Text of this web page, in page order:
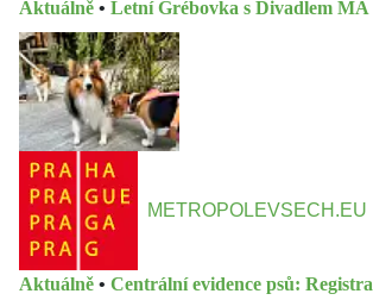
Aktuálně • Letní Grébovka s Divadlem MA
METROPOLEVSECH.EU
Aktuálně • Centrální evidence psů: